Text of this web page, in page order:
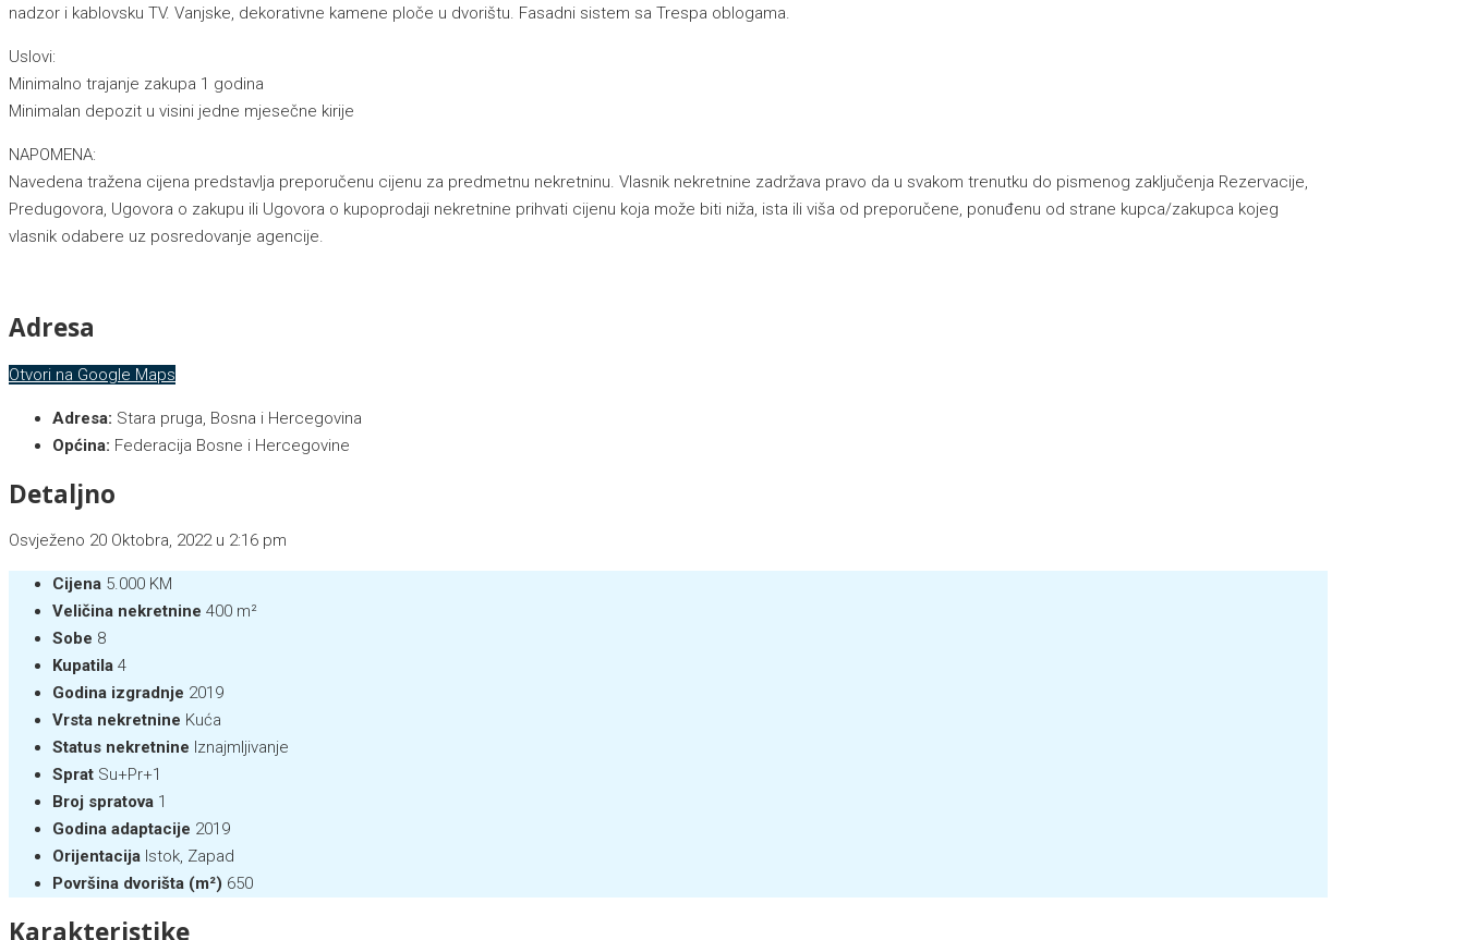
nadzor i kablovsku TV. Vanjske, dekorativne kamene ploče u dvorištu. Fasadni sistem sa Trespa oblogama.
Uslovi:
Minimalno trajanje zakupa 1 godina
Minimalan depozit u visini jedne mjesečne kirije
NAPOMENA:
Navedena tražena cijena predstavlja preporučenu cijenu za predmetnu nekretninu. Vlasnik nekretnine zadržava pravo da u svakom trenutku do pismenog zaključenja Rezervacije,
Predugovora, Ugovora o zakupu ili Ugovora o kupoprodaji nekretnine prihvati cijenu koja može biti niža, ista ili viša od preporučene, ponuđenu od strane kupca/zakupca kojeg
vlasnik odabere uz posredovanje agencije.
Adresa
Otvori na Google Maps
Adresa: Stara pruga, Bosna i Hercegovina
Općina: Federacija Bosne i Hercegovine
Detaljno
Osvježeno 20 Oktobra, 2022 u 2:16 pm
Cijena 5.000 KM
Veličina nekretnine 400 m²
Sobe 8
Kupatila 4
Godina izgradnje 2019
Vrsta nekretnine Kuća
Status nekretnine Iznajmljivanje
Sprat Su+Pr+1
Broj spratova 1
Godina adaptacije 2019
Orijentacija Istok, Zapad
Površina dvorišta (m²) 650
Karakteristike